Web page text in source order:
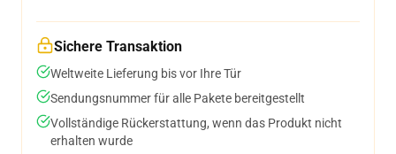
Sichere Transaktion
Weltweite Lieferung bis vor Ihre Tür
Sendungsnummer für alle Pakete bereitgestellt
Vollständige Rückerstattung, wenn das Produkt nicht
erhalten wurde